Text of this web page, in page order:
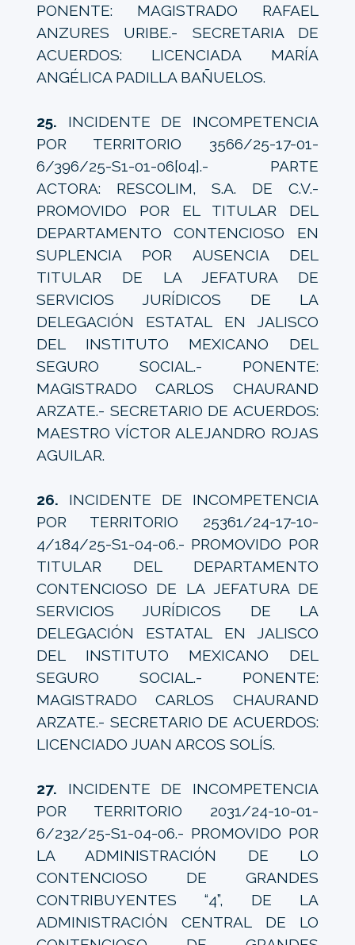
PONENTE: MAGISTRADO RAFAEL
ANZURES URIBE.- SECRETARIA DE
ACUERDOS: LICENCIADA MARÍA
ANGÉLICA PADILLA BAÑUELOS.
25. INCIDENTE DE INCOMPETENCIA
POR TERRITORIO 3566/25-17-01-
6/396/25-S1-01-06[04].- PARTE
ACTORA: RESCOLIM, S.A. DE C.V.-
PROMOVIDO POR EL TITULAR DEL
DEPARTAMENTO CONTENCIOSO EN
SUPLENCIA POR AUSENCIA DEL
TITULAR DE LA JEFATURA DE
SERVICIOS JURÍDICOS DE LA
DELEGACIÓN ESTATAL EN JALISCO
DEL INSTITUTO MEXICANO DEL
SEGURO SOCIAL.- PONENTE:
MAGISTRADO CARLOS CHAURAND
ARZATE.- SECRETARIO DE ACUERDOS:
MAESTRO VÍCTOR ALEJANDRO ROJAS
AGUILAR.
26. INCIDENTE DE INCOMPETENCIA
POR TERRITORIO 25361/24-17-10-
4/184/25-S1-04-06.- PROMOVIDO POR
TITULAR DEL DEPARTAMENTO
CONTENCIOSO DE LA JEFATURA DE
SERVICIOS JURÍDICOS DE LA
DELEGACIÓN ESTATAL EN JALISCO
DEL INSTITUTO MEXICANO DEL
SEGURO SOCIAL.- PONENTE:
MAGISTRADO CARLOS CHAURAND
ARZATE.- SECRETARIO DE ACUERDOS:
LICENCIADO JUAN ARCOS SOLÍS.
27. INCIDENTE DE INCOMPETENCIA
POR TERRITORIO 2031/24-10-01-
6/232/25-S1-04-06.- PROMOVIDO POR
LA ADMINISTRACIÓN DE LO
CONTENCIOSO DE GRANDES
CONTRIBUYENTES “4”, DE LA
ADMINISTRACIÓN CENTRAL DE LO